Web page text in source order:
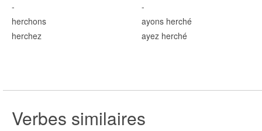
-
herchons
herchez
-
ayons herché
ayez herché
Verbes similaires